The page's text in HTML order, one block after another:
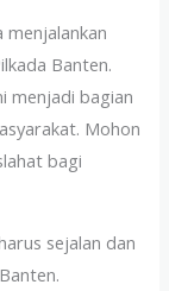
menjalankan
Banten.
menjadi bagian
Mohon
bagi
sejalan dan